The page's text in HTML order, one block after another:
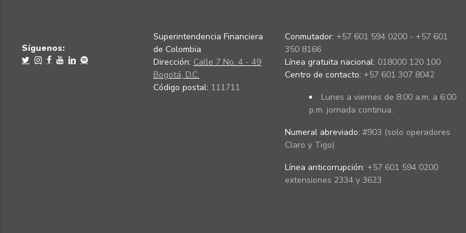
Síguenos:
Superintendencia Financiera
de Colombia
Dirección: Calle 7 No. 4 - 49
Bogotá, D.C.
Código postal: 111711
Conmutador: +57 601 594 0200 - +57 601
350 8166
Línea gratuita nacional: 018000 120 100
Centro de contacto: +57 601 307 8042
Lunes a viernes de 8:00 a.m. a 6:00
p.m. jornada continua.
Numeral abreviado: #903 (solo operadores
Claro y Tigo)
Línea anticorrupción: +57 601 594 0200
extensiones 2334 y 3623